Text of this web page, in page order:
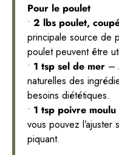
Pour le poulet
• 2 lbs poulet,
principale source de
poulet peuvent être
• 1 tsp sel de mer –
naturelles des
besoins diététiques.
• 1 tsp poivre moulu
vous pouvez
piquant.